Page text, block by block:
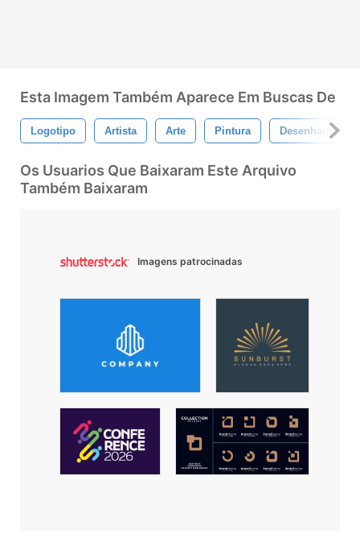
Esta Imagem Também Aparece Em Buscas De
Logotipo Artista Arte Pintura Desenhando
Os Usuarios Que Baixaram Este Arquivo
Também Baixaram
Imagens patrocinadas